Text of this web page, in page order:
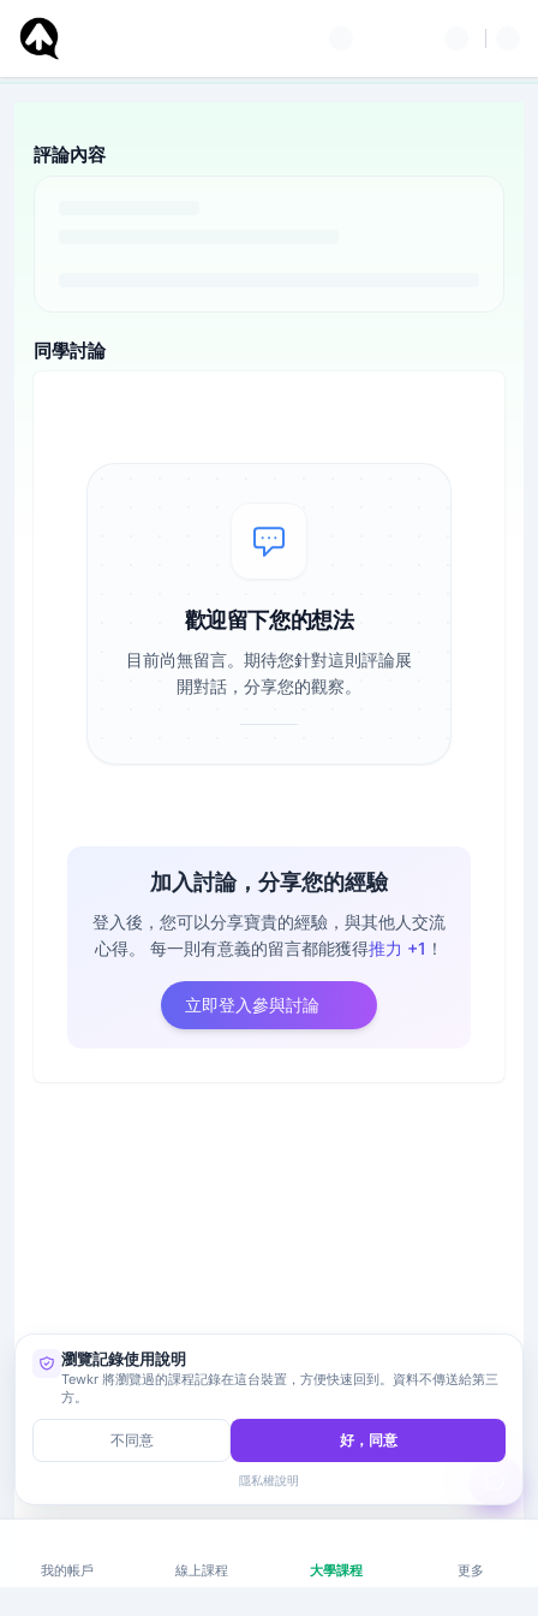
評論內容
同學討論
歡迎留下您的想法
目前尚無留言。期待您針對這則評論展
開對話，分享您的觀察。
加入討論，分享您的經驗
登入後，您可以分享寶貴的經驗，與其他人交流
心得。
每一則有意義的留言都能獲得推力 +1 ！
立即登入參與討論
我的帳戶 線上課程 大學課程 更多
瀏覽記錄使用說明
Tewkr 將瀏覽過的課程記錄在這台裝置，方便快速回到。資料不傳送給第三
方。
不同意 好，同意
隱私權說明